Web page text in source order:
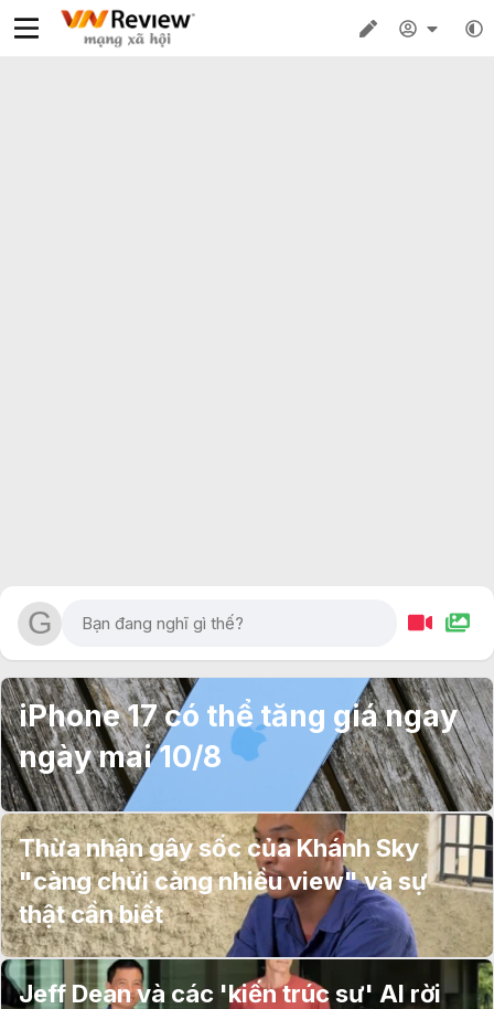
iPhone 17 có thể tăng giá ngay
ngày mai 10/8
Thừa nhận gây sốc của Khánh Sky
"càng chửi càng nhiều view" và sự
thật cần biết
Jeff Dean và các 'kiến trúc sư' AI rời